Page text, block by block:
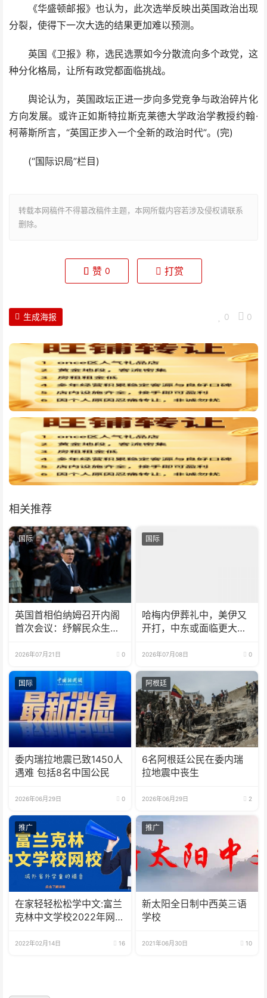
《华盛顿邮报》也认为，此次选举反映出英国政治出现
分裂，使得下一次大选的结果更加难以预测。
英国《卫报》称，选民选票如今分散流向多个政党，这
种分化格局，让所有政党都面临挑战。
舆论认为，英国政坛正进一步向多党竞争与政治碎片化
方向发展。或许正如斯特拉斯克莱德大学政治学教授约翰·
柯蒂斯所言，“英国正步入一个全新的政治时代”。(完)
(“国际识局”栏目)
转载本网稿件不得篡改稿件主题，本网所载内容若涉及侵权请联系
删除。
赞 0 打赏
0 0
生成海报
相关推荐
国际
英国首相伯纳姆召开内阁
首次会议：纾解民众生活
2026年07月21日 0
国际
哈梅内伊葬礼中，美伊又
开打，中东或面临更大规
2026年07月08日 0
国际
委内瑞拉地震已致1450人
遇难 包括8名中国公民
2026年06月29日 0
阿根廷
6名阿根廷公民在委内瑞
拉地震中丧生
2026年06月29日 2
推广
在家轻轻松松学中文:富兰
克林中文学校2022年网校
2022年02月14日 16
推广
新太阳全日制中西英三语
学校
2021年06月30日 10